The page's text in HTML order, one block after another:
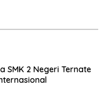
SMK 2 Negeri Ternate